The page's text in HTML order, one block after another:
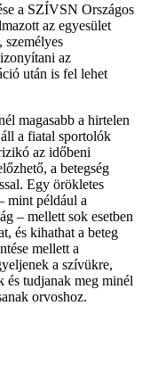
a SZÍVSN Országos
az egyesület
személyes
az
után is fel lehet
magasabb a hirtelen
a fiatal sportolók
az időbeni
a betegség
Egy örökletes
mint például a
– mellett sok esetben
és kihathat a beteg
mellett a
a szívükre,
és tudjanak meg minél
orvoshoz.